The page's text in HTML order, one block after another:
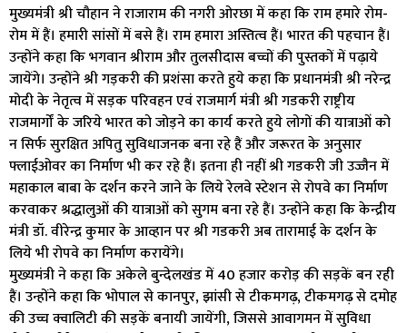
मुख्यमंत्री श्री चौहान ने राजाराम की नगरी ओरछा में कहा कि राम हमारे रोम-
रोम में हैं। हमारी सांसों में बसे हैं। राम हमारा अस्तित्व हैं। भारत की पहचान हैं।
उन्होंने कहा कि भगवान श्रीराम और तुलसीदास बच्चों की पुस्तकों में पढ़ाये
जायेंगे। उन्होंने श्री गड़करी की प्रशंसा करते हुये कहा कि प्रधानमंत्री श्री नरेन्द्र
मोदी के नेतृत्व में सड़क परिवहन एवं राजमार्ग मंत्री श्री गडकरी राष्ट्रीय
राजमार्गों के जरिये भारत को जोड़ने का कार्य करते हुये लोगों की यात्राओं को
न सिर्फ सुरक्षित अपितु सुविधाजनक बना रहे हैं और जरूरत के अनुसार
फ्लाईओवर का निर्माण भी कर रहे हैं। इतना ही नहीं श्री गडकरी जी उज्जैन में
महाकाल बाबा के दर्शन करने जाने के लिये रेलवे स्टेशन से रोपवे का निर्माण
करवाकर श्रद्धालुओं की यात्राओं को सुगम बना रहे हैं। उन्होंने कहा कि केन्द्रीय
मंत्री डॉ. वीरेन्द्र कुमार के आव्हान पर श्री गडकरी अब तारामाई के दर्शन के
लिये भी रोपवे का निर्माण करायेंगे।
मुख्यमंत्री ने कहा कि अकेले बुन्देलखंड में 40 हजार करोड़ की सड़कें बन रही
हैं। उन्होंने कहा कि भोपाल से कानपुर, झांसी से टीकमगढ़, टीकमगढ़ से दमोह
की उच्च क्वालिटी की सड़कें बनायी जायेंगी, जिससे आवागमन में सुविधा